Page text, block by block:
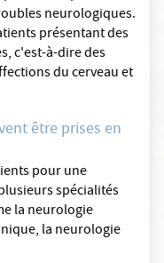
neurologiques.
présentant des
c'est-à-dire des
du cerveau et
être prises en
pour une
spécialités
la neurologie
la neurologie